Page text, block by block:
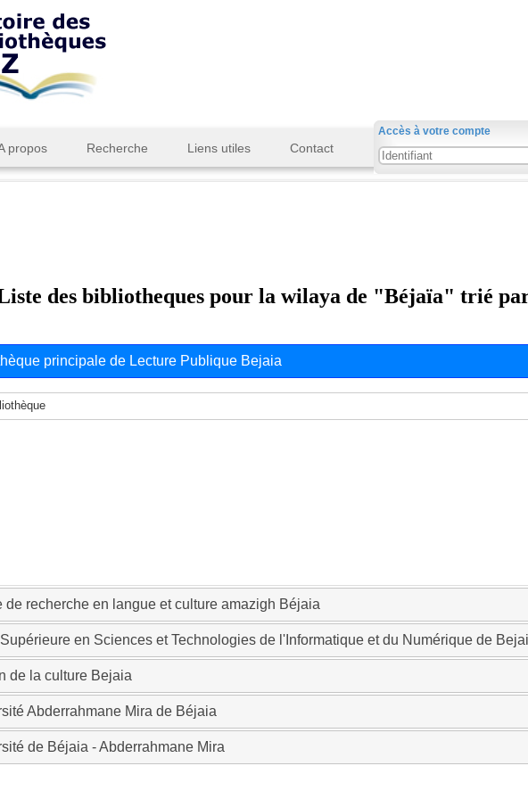
propos Recherche Liens utiles Contact
Accès à votre compte
des bibliotheques pour la wilaya de "Béjaïa" trié
principale de Lecture Publique Bejaia
de recherche en langue et culture amazigh Béjaia
en Sciences et Technologies de l'Informatique et du Numérique de
de la culture Bejaia
Abderrahmane Mira de Béjaia
de Béjaia - Abderrahmane Mira